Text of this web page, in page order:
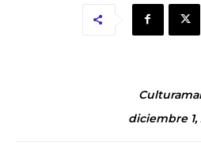
diciembre 1,